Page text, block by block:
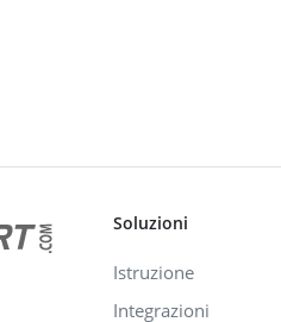
Soluzioni
Istruzione
Integrazioni